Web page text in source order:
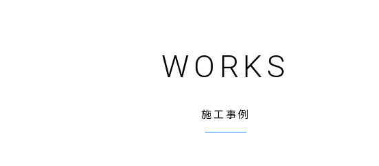
WORKS
施工事例